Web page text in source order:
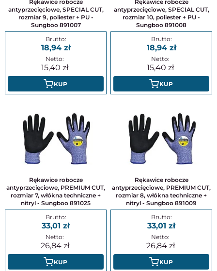
Rękawice robocze
antyprzecięciowe, SPECIAL CUT,
rozmiar 9, poliester + PU -
Sungboo 891007
18,94
15,40
KUP
Rękawice robocze
antyprzecięciowe, SPECIAL CUT,
rozmiar 10, poliester + PU -
Sungboo 891008
18,94
15,40
KUP
Rękawice robocze
antyprzecięciowe, PREMIUM CUT,
rozmiar 7, włókna techniczne +
nitryl - Sungboo 891025
33,01
26,84
KUP
Rękawice robocze
antyprzecięciowe, PREMIUM CUT,
rozmiar 8, włókna techniczne +
nitryl - Sungboo 891009
33,01
26,84
KUP